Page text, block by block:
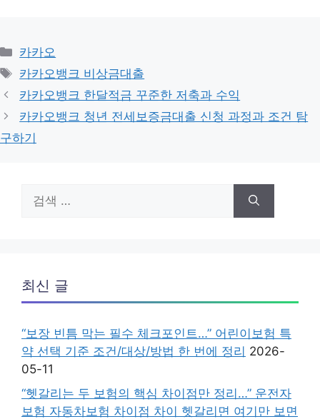
카
테
리
카카오
태
그
카카오뱅크 비상금대출
카카오뱅크 한달적금 꾸준한 저축과 수익
카카오뱅크 청년 전세보증금대출 신청 과정과 조건 탐
구하기
색:
최신 글
“보장 빈틈 막는 필수 체크포인트…” 어린이보험 특
약 선택 기준 조건/대상/방법 한 번에 정리 2026-
05-11
“헷갈리는 두 보험의 핵심 차이점만 정리…” 운전자
보험 자동차보험 차이점 차이 헷갈리면 여기만 보면